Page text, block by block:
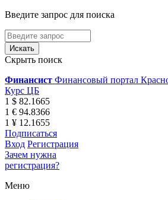
Введите запрос для поиска
Скрыть поиск
Финансист Финансовый портал
Курс ЦБ
1 $ 82.1665
1 € 94.8366
1 ¥ 12.1655
Подписаться
Вход Регистрация
Зачем нужна
регистрация?
Меню